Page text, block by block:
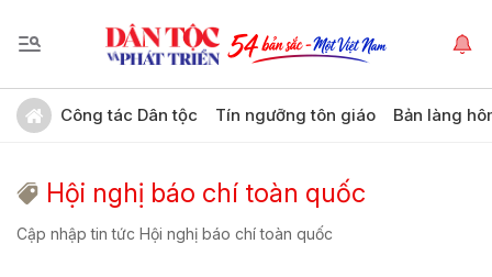
Công tác Dân tộc Tín ngưỡng tôn giáo Bản làng
Hội nghị báo chí toàn quốc
Cập nhập tin tức Hội nghị báo chí toàn quốc